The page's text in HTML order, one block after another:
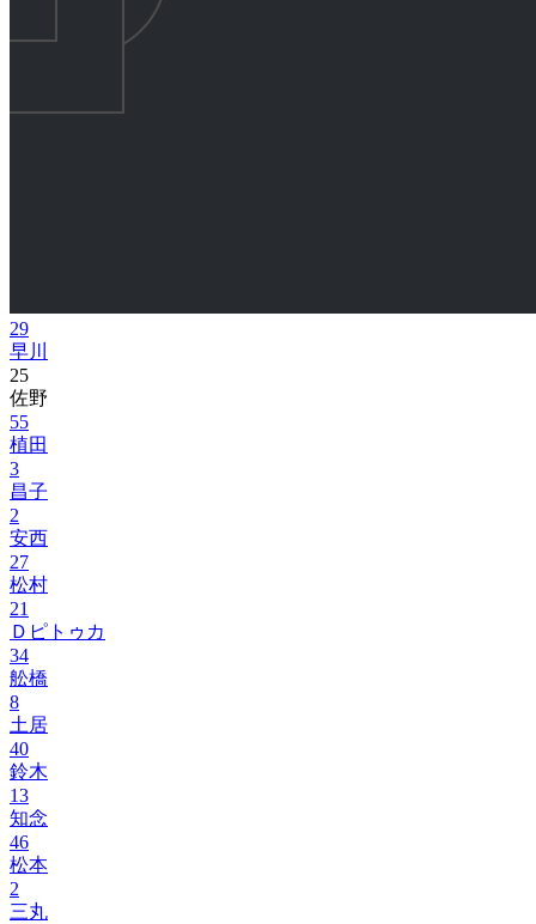
29
早川
25
佐野
55
植田
3
昌子
2
安西
27
松村
21
Ｄピトゥカ
34
舩橋
8
土居
40
鈴木
13
知念
46
松本
2
三丸